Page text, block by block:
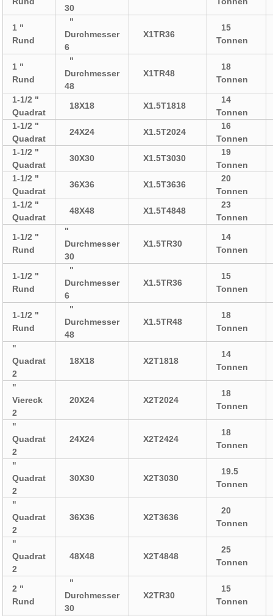
30
1 "
Rund
"
Durchmesser
6
X1TR36
15
Tonnen
1 "
Rund
"
Durchmesser
48
X1TR48
18
Tonnen
1-1/2 "
Quadrat
18X18 X1.5T1818
14
Tonnen
1-1/2 "
Quadrat
24X24 X1.5T2024
16
Tonnen
1-1/2 "
Quadrat
30X30 X1.5T3030
19
Tonnen
1-1/2 "
Quadrat
36X36 X1.5T3636
20
Tonnen
1-1/2 "
Quadrat
48X48 X1.5T4848
23
Tonnen
1-1/2 "
Rund
"
Durchmesser
30
X1.5TR30
14
Tonnen
1-1/2 "
Rund
"
Durchmesser
6
X1.5TR36
15
Tonnen
1-1/2 "
Rund
"
Durchmesser
48
X1.5TR48
18
Tonnen
"
Quadrat
2
18X18 X2T1818
14
Tonnen
"
Viereck
2
20X24 X2T2024
18
Tonnen
"
Quadrat
2
24X24 X2T2424
18
Tonnen
"
Quadrat
2
30X30 X2T3030
19.5
Tonnen
"
Quadrat
2
36X36 X2T3636
20
Tonnen
"
Quadrat
2
48X48 X2T4848
25
Tonnen
2 "
Rund
"
Durchmesser
30
X2TR30
15
Tonnen